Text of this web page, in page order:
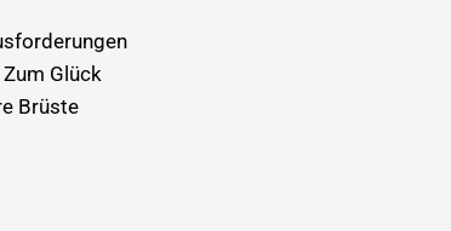
Glück
Brüste